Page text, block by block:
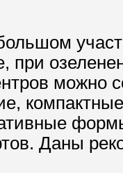
при
можно
Даны